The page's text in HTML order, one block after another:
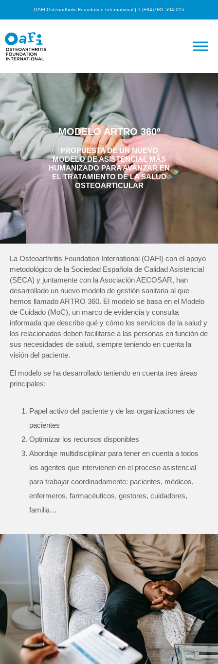
OAFI Osteoarthritis Foundation International | T (+34) 931 594 015
MODELO ARTRO 360º
PROPUESTA DE UN NUEVO
MODELO DE ASISTENCIAL MÁS
HUMANIZADO PARA AVANZAR EN
EL TRATAMIENTO DE LA SALUD
OSTEOARTICULAR
La Osteoarthritis Foundation International (OAFI) con el apoyo
metodológico de la Sociedad Española de Calidad Asistencial
(SECA) y juntamente con la Asociación AECOSAR, han
desarrollado un nuevo modelo de gestión sanitaria al que
hemos llamado ARTRO 360. El modelo se basa en el Modelo
de Cuidado (MoC), un marco de evidencia y consulta
informada que describe qué y cómo los servicios de la salud y
los relacionados deben facilitarse a las personas en función de
sus necesidades de salud, siempre teniendo en cuenta la
visión del paciente.
El modelo se ha desarrollado teniendo en cuenta tres áreas
principales:
Papel activo del paciente y de las organizaciones de
pacientes
Optimizar los recursos disponibles
Abordaje multidisciplinar para tener en cuenta a todos
los agentes que intervienen en el proceso asistencial
para trabajar coordinadamente: pacientes, médicos,
enfermeros, farmacéuticos, gestores, cuidadores,
familia…